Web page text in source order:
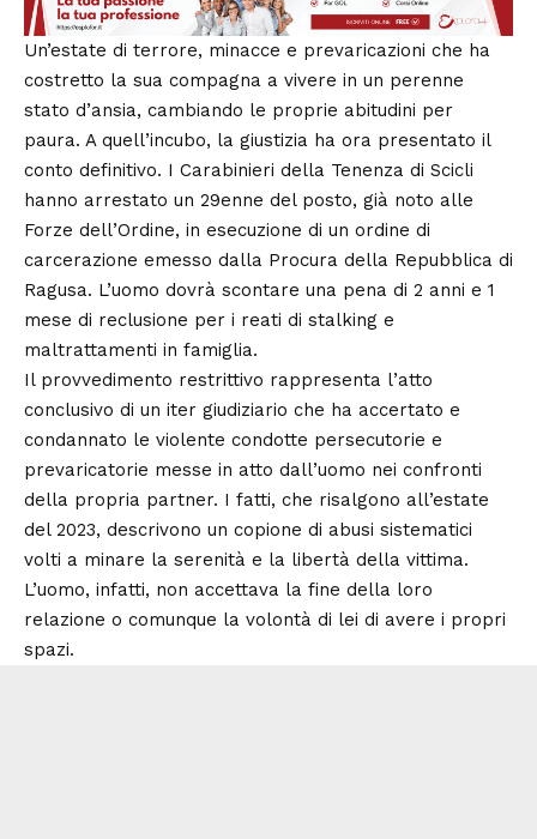
Un’estate di terrore, minacce e prevaricazioni che ha
costretto la sua compagna a vivere in un perenne
stato d’ansia, cambiando le proprie abitudini per
paura. A quell’incubo, la giustizia ha ora presentato il
conto definitivo. I Carabinieri della Tenenza di Scicli
hanno arrestato un 29enne del posto, già noto alle
Forze dell’Ordine, in esecuzione di un ordine di
carcerazione emesso dalla Procura della Repubblica di
Ragusa. L’uomo dovrà scontare una pena di 2 anni e 1
mese di reclusione per i reati di stalking e
maltrattamenti in famiglia.
Il provvedimento restrittivo rappresenta l’atto
conclusivo di un iter giudiziario che ha accertato e
condannato le violente condotte persecutorie e
prevaricatorie messe in atto dall’uomo nei confronti
della propria partner. I fatti, che risalgono all’estate
del 2023, descrivono un copione di abusi sistematici
volti a minare la serenità e la libertà della vittima.
L’uomo, infatti, non accettava la fine della loro
relazione o comunque la volontà di lei di avere i propri
spazi.